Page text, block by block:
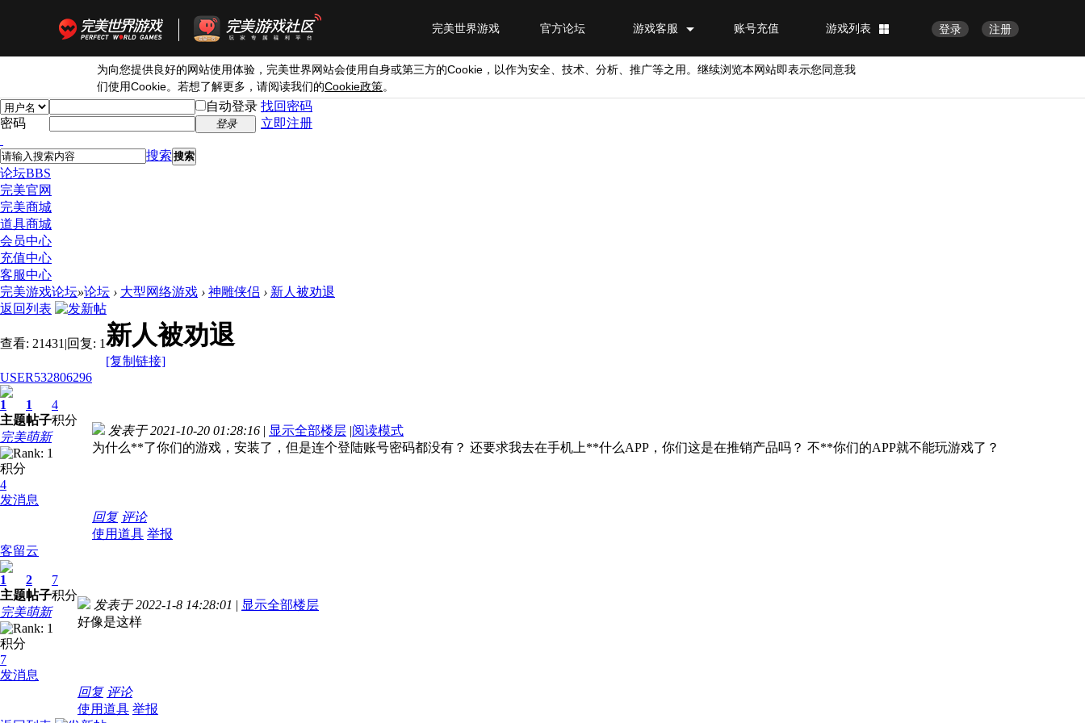
注册
登录
游戏列表
账号充值
游戏客服
官方论坛
完美世界游戏
为向您提供良好的网站使用体验，完美世界网站会使用自身或第三方的Cookie ，以作为安全、技术、分析、推广等之用。继续浏览本网站即表示您同意我
们使用Cookie。若想了解更多，请阅读我们的Cookie政策。
自动登录 找回密码
密码
登录 立即注册
搜索 搜索
论坛BBS
完美官网
完美商城
道具商城
会员中心
充值中心
客服中心
完美游戏论坛»论坛 › 大型网络游戏 › 神雕侠侣 › 新人被劝退
返回列表
查看: 21431 |回复: 1 新人被劝退
[复制链接]
USER532806296
1
主题
1
帖子
4
积分
完美萌新
积分
4
发消息
发表于 2021-10-20 01:28:16 | 显示全部楼层 |阅读模式
为什么**了你们的游戏，安装了，但是连个登陆账号密码都没有？ 还要求我去在手机上**什么APP，你们这是在推销产品吗？ 不**你们的APP就不能玩游戏了？
回复 评论
使用道具 举报
客留云
1
主题
2
帖子
7
积分
完美萌新
积分
7
发消息
发表于 2022-1-8 14:28:01 | 显示全部楼层
好像是这样
回复 评论
使用道具 举报